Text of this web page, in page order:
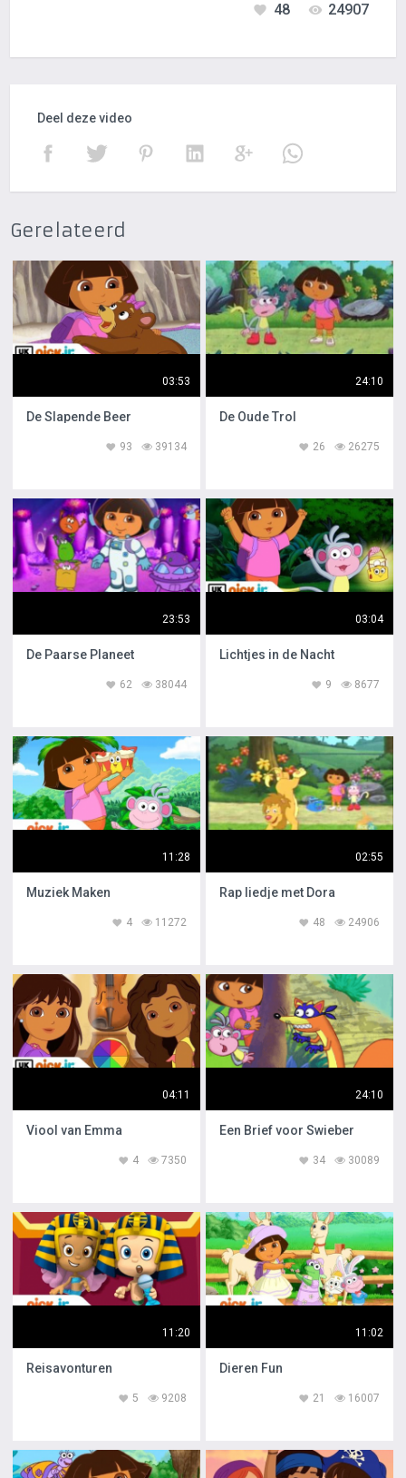
24907
48
Deel deze video
Gerelateerd
03:53
De Slapende Beer
39134
93
24:10
De Oude Trol
26275
26
23:53
De Paarse Planeet
38044
62
03:04
Lichtjes in de Nacht
8677
9
11:28
Muziek Maken
11272
4
02:55
Rap liedje met Dora
24906
48
04:11
Viool van Emma
7350
4
24:10
Een Brief voor Swieber
30089
34
11:20
Reisavonturen
9208
5
11:02
Dieren Fun
16007
21